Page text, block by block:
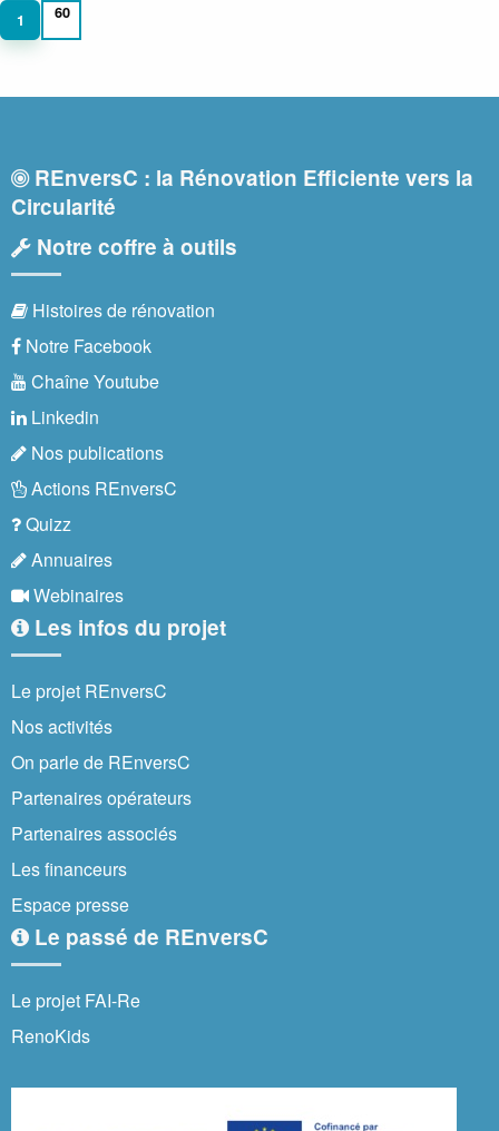
1 60
REnversC : la Rénovation Efficiente vers la
Circularité
Notre coffre à outils
Histoires de rénovation
Notre Facebook
Chaîne Youtube
Linkedin
Nos publications
Actions REnversC
Quizz
Annuaires
Webinaires
Les infos du projet
Le projet REnversC
Nos activités
On parle de REnversC
Partenaires opérateurs
Partenaires associés
Les financeurs
Espace presse
Le passé de REnversC
Le projet FAI-Re
RenoKids